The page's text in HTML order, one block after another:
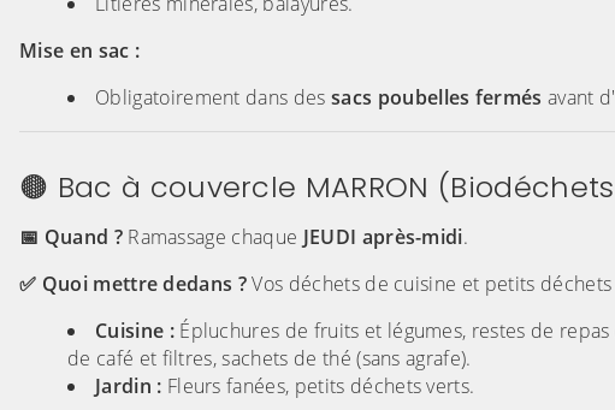
Mise en sac :
Obligatoirement dans des sacs poubelles fermés avant
🟤 Bac à couvercle MARRON
📅 Quand ?Ramassage chaque JEUDI après-midi.
✅ Quoi mettre dedans ?Vos déchets de cuisine et petits
Cuisine :Épluchures de fruits et légumes, restes de
de café et filtres, sachets de thé (sans agrafe).
Jardin : Fleurs fanées, petits déchets verts.